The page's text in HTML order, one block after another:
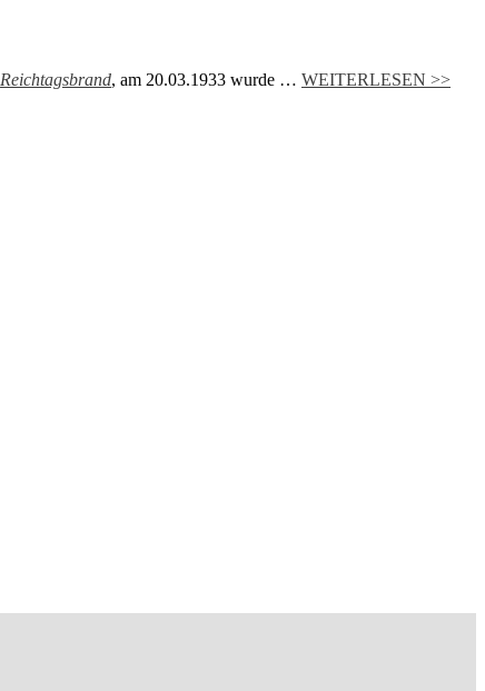
Reichtagsbrand, am 20.03.1933 wurde … WEITERLESEN >>